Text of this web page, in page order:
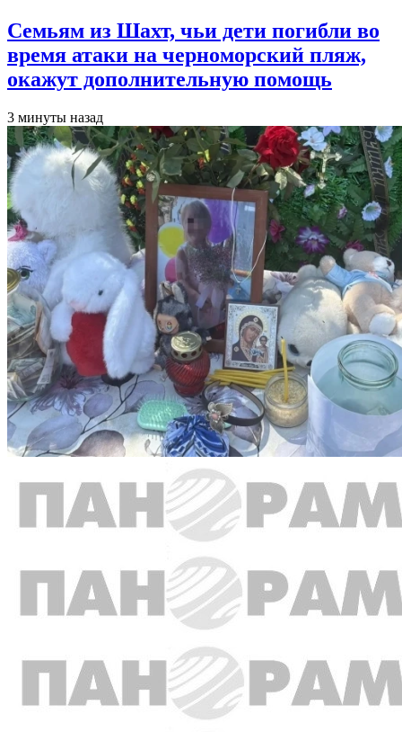
Семьям из Шахт, чьи дети погибли во
время атаки на черноморский пляж,
окажут дополнительную помощь
3 минуты назад